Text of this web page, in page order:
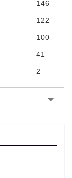
146
122
100
41
2